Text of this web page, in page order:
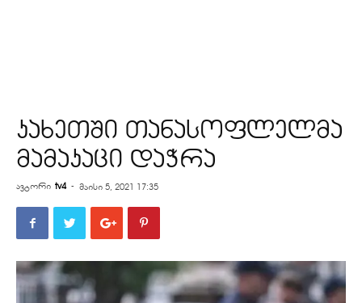
კახეთში თანასოფლელმა
მამაკაცი დაჭრა
ავტორი tv4 - მაისი 5, 2021 17:35